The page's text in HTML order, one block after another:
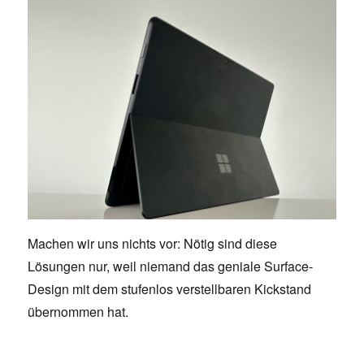
Machen wir uns nichts vor: Nötig sind diese
Lösungen nur, weil niemand das geniale Surface-
Design mit dem stufenlos verstellbaren Kickstand
übernommen hat.